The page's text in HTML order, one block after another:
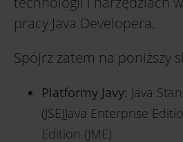
pracy Java Developera.
Spójrz zatem na poniższy
Platformy Javy: Java
(JSE)Java Enterprise
Edition (JME)